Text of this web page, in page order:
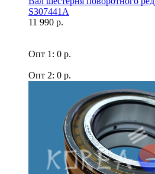
S307441A
11 990 р.
Опт 1: 0 р.
Опт 2: 0 р.